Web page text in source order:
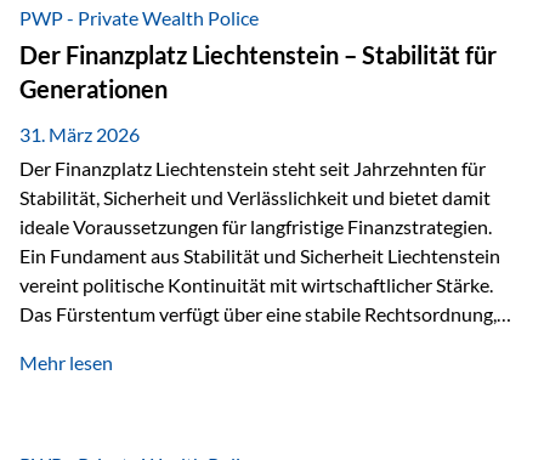
Vermögen der Versicherungsgesellschaft getrennt. Konkret
heißt das:Diese Gelder gehören im Konkursfall nicht zur
allgemeinen Konkursmasse, sondern werden ausschließlich
zur Erfüllung…
PWP - Private Wealth Police
Der Finanzplatz Liechtenstein – Stabilität für
Generationen
31. März 2026
Der Finanzplatz Liechtenstein steht seit Jahrzehnten für
Stabilität, Sicherheit und Verlässlichkeit und bietet damit
ideale Voraussetzungen für langfristige Finanzstrategien.
Ein Fundament aus Stabilität und Sicherheit Liechtenstein
vereint politische Kontinuität mit wirtschaftlicher Stärke.
Das Fürstentum verfügt über eine stabile Rechtsordnung,
monarchischen Elementen basiert. Diese Struktur schafft
Mehr lesen